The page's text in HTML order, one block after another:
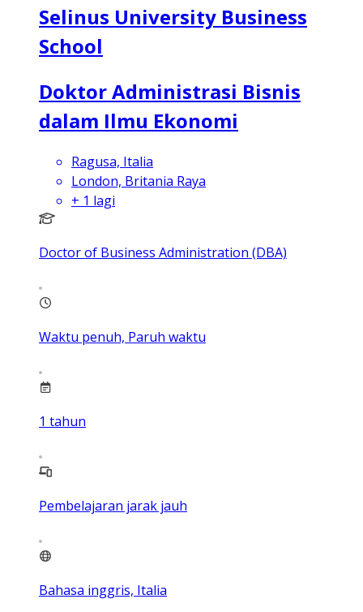
Selinus University Business
School
Doktor Administrasi Bisnis
dalam Ilmu Ekonomi
Ragusa, Italia
London, Britania Raya
+ 1 lagi
Doctor of Business Administration (DBA)
Waktu penuh, Paruh waktu
1 tahun
Pembelajaran jarak jauh
Bahasa inggris, Italia